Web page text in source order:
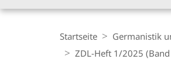
Deutscher
Navigation
Startseite Germanistik
ZDL-Heft 1/2025